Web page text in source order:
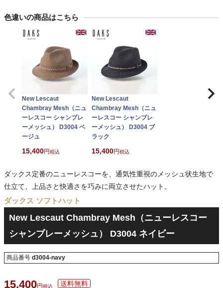
色違いの商品はこちら
New Lescaut
Chambray Mesh（ニュ
ーレスコー シャンブレ
ーメッシュ） D3004 ベ
ージュ
15,400 税込
New Lescaut
Chambray Mesh（ニュ
ーレスコー シャンブレ
ーメッシュ） D3004 ブ
ラック
15,400 税込
ダックス定番のニューレスコーを、通気性重視のメッシュ状生地で
仕立て、上品さと快適さを巧みに両立させたハット。
ダックス ソフトハット
New Lescaut Chambray Mesh（ニューレスコー
シャンブレーメッシュ） D3004 ネイビー
商品番号 d3004-navy
15,400 税込